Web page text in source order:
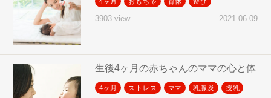
3903 view 2021.06.09
生後4ヶ月の赤ちゃんのママの心と体
4ヶ月 ストレス ママ 乳腺炎 授乳